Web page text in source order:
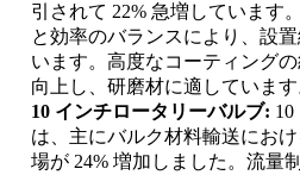
引されて 22% 急増しています
と効率のバランスにより、設
います。高度なコーティング
向上し、研磨材に適しています
10 インチロータリーバルブ:
は、主にバルク材料輸送にお
場が 24% 増加しました。流量